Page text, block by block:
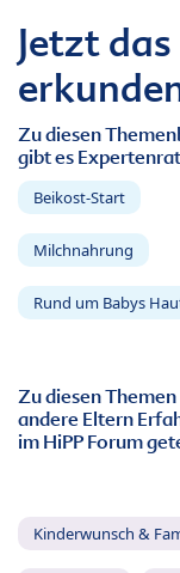
Jetzt
Zu diesen
gibt es
Beikost-Start
Milchnahrung
Rund um Babys
Zu diesen
andere Eltern
im HiPP Forum
Kinderwunsch &